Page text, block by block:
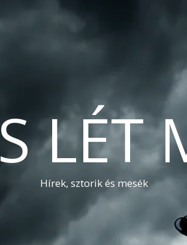
LÉT
Hírek, sztorik és mesék